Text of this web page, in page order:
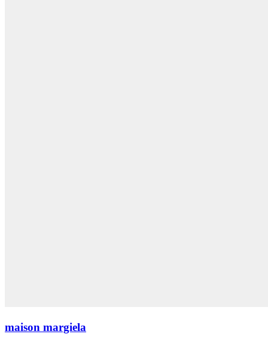
maison margiela